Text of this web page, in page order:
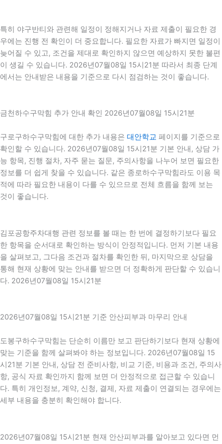
특히 야구반티와 관련해 일정이 정해지거나 자료 제출이 필요한 경
우에는 진행 전 확인이 더 중요합니다. 필요한 자료가 빠지면 일정이
늦어질 수 있고, 조건을 제대로 확인하지 않으면 예상하지 못한 불편
이 생길 수 있습니다. 2026년07월08일 15시21분 따라서 최종 단계
에서는 안내받은 내용을 기준으로 다시 점검하는 것이 좋습니다.
금천하수구막힘 추가 안내 확인 2026년07월08일 15시21분
구로구하수구막힘에 대한 추가 내용은 대안학교 페이지를 기준으로
확인할 수 있습니다. 2026년07월08일 15시21분 기본 안내, 상담 가
능 항목, 진행 절차, 자주 묻는 질문, 주의사항을 나누어 보면 필요한
정보를 더 쉽게 찾을 수 있습니다. 같은 종로하수구막힘라도 이용 목
적에 따라 필요한 내용이 다를 수 있으므로 전체 흐름을 함께 보는
것이 좋습니다.
김포공항주차대행 관련 정보를 볼 때는 한 번에 결정하기보다 필요
한 항목을 순서대로 확인하는 방식이 안정적입니다. 먼저 기본 내용
을 살펴보고, 그다음 조건과 절차를 확인한 뒤, 마지막으로 상담을
통해 현재 상황에 맞는 안내를 받으면 더 정확하게 판단할 수 있습니
다. 2026년07월08일 15시21분
2026년07월08일 15시21분 기준 안산피부과 마무리 안내
도봉구하수구막힘는 단순히 이름만 보고 판단하기보다 현재 상황에
맞는 기준을 함께 살펴봐야 하는 정보입니다. 2026년07월08일 15
시21분 기본 안내, 상담 전 준비사항, 비교 기준, 비용과 조건, 주의사
항, 공식 자료 확인까지 함께 보면 더 안정적으로 접근할 수 있습니
다. 특히 개인정보, 계약, 신청, 결제, 자료 제출이 연결되는 경우에는
세부 내용을 충분히 확인해야 합니다.
2026년07월08일 15시21분 현재 안산피부과를 알아보고 있다면 먼